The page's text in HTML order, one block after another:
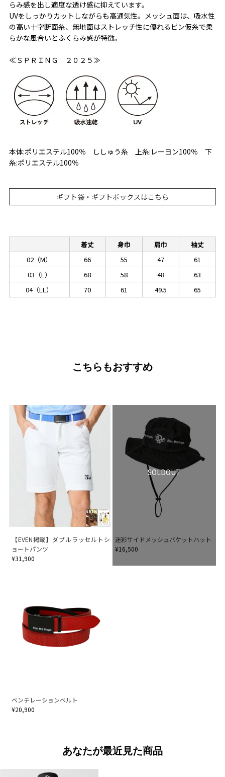
らみ感を出し適度な透け感に抑えています。
UVをしっかりカットしながらも高通気性。メッシュ面は、吸水性
の高い十字断面糸、無地面はストレッチ性に優れるピン仮糸で柔
らかな風合いとふくらみ感が特徴。
≪ＳＰＲＩＮＧ ２０２５≫
本体:ポリエステル100％ ししゅう糸 上糸:レーヨン100％ 下
糸:ポリエステル100％
ギフト袋・ギフトボックスはこちら
着丈 身巾 肩巾
袖丈
02（M）
66 55 47
61
03（L）
68 58 48
63
04（LL）
70 61 49.5 65
こちらもおすすめ
【EVEN掲載】ダブルラッセルトシ
ョートパンツ
¥31,900
SOLDOUT
迷彩サイドメッシュバケットハット
¥16,500
ベンチレーションベルト
¥20,900
あなたが最近見た商品